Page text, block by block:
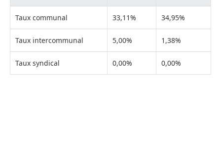
Taux communal 33,11% 34,95%
Taux intercommunal 5,00% 1,38%
Taux syndical 0,00% 0,00%